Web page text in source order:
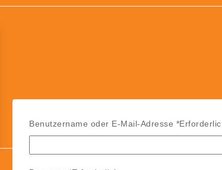
Benutzername oder E-Mail-Adresse *